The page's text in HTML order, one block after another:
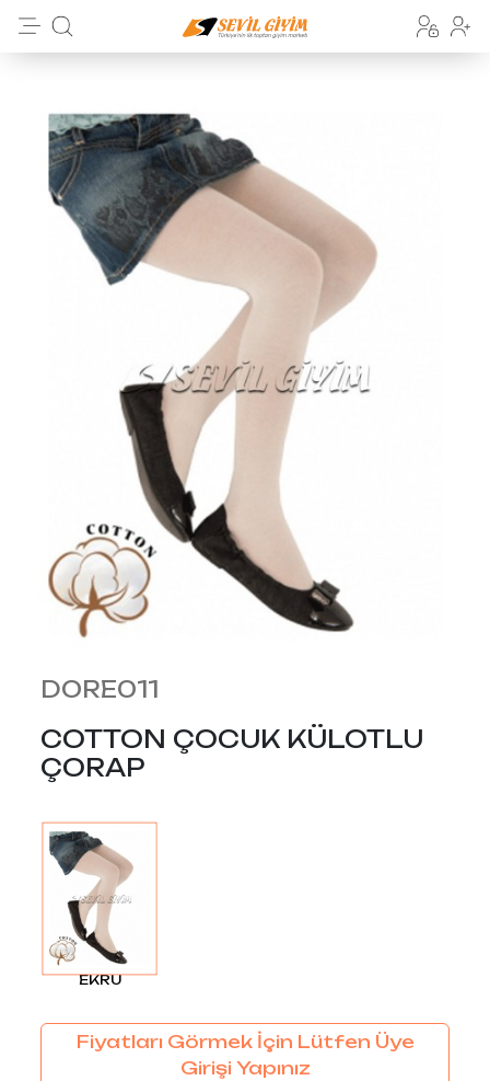
DORE011
COTTON ÇOCUK KÜLOTLU
ÇORAP
EKRU
Fiyatları Görmek İçin Lütfen Üye
Girişi Yapınız